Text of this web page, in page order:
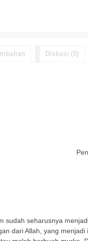
Diskusi (0)
sudah seharusnya
dari Allah, yang